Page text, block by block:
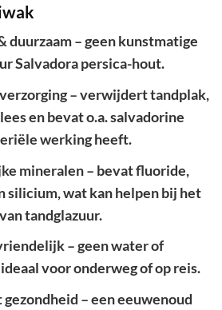
duurzaam – geen kunstmatige
Salvadora persica-hout.
– verwijdert tandplak,
en bevat o.a. salvadorine
werking heeft.
mineralen – bevat fluoride,
silicium, wat kan helpen bij het
tandglazuur.
– geen water of
voor onderweg of op reis.
– een eeuwenoud